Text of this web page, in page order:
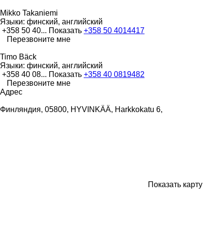
Mikko Takaniemi
Языки: финский, английский
+358 50 40... Показать +358 50 4014417
Перезвоните мне
Timo Bäck
Языки: финский, английский
+358 40 08... Показать +358 40 0819482
Перезвоните мне
Адрес
Финляндия, 05800, HYVINKÄÄ, Harkkokatu 6,
Показать карту